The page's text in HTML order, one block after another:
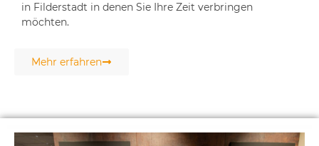
in Filderstadt in denen Sie Ihre Zeit verbringen
möchten.
Mehr erfahren